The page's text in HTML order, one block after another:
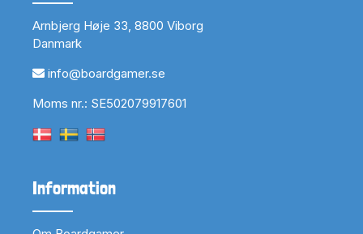
Arnbjerg Høje 33, 8800 Viborg
Danmark
info@boardgamer.se
Moms nr.: SE502079917601
Information